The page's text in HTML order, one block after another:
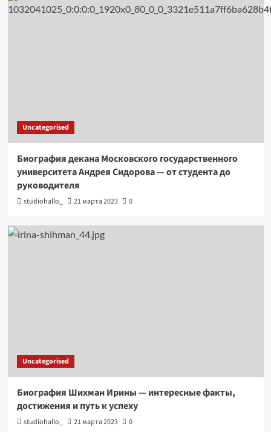
Uncategorised
Биография декана Московского государственного
университета Андрея Сидорова — от студента до
руководителя
studiohallo_ 21 марта 2023 0
Uncategorised
Биография Шихман Ирины — интересные факты,
достижения и путь к успеху
studiohallo_ 21 марта 2023 0